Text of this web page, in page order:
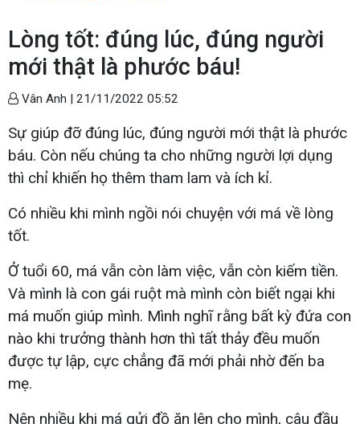
Lòng tốt: đúng lúc, đúng người
mới thật là phước báu!
Vân Anh | 21/11/2022 05:52
Sự giúp đỡ đúng lúc, đúng người mới thật là phước
báu. Còn nếu chúng ta cho những người lợi dụng
thì chỉ khiến họ thêm tham lam và ích kỉ.
Có nhiều khi mình ngồi nói chuyện với má về lòng
tốt.
Ở tuổi 60, má vẫn còn làm việc, vẫn còn kiếm tiền.
Và mình là con gái ruột mà mình còn biết ngại khi
má muốn giúp mình. Mình nghĩ rằng bất kỳ đứa con
nào khi trưởng thành hơn thì tất thảy đều muốn
được tự lập, cực chẳng đã mới phải nhờ đến ba
mẹ.
Nên nhiều khi má gửi đồ ăn lên cho mình, câu đầu